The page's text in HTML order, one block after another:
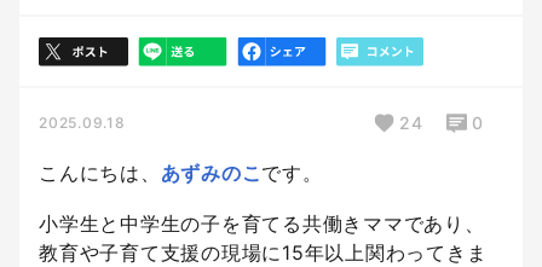
2025.09.18 24 0
こんにちは、 あずみのこです。
小学生と中学生の子を育てる共働きママであり、
教育や子育て支援の現場に15年以上関わってきま